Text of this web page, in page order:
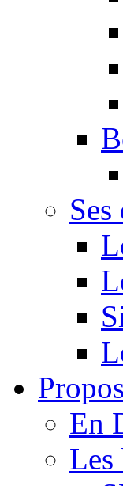
En
Les